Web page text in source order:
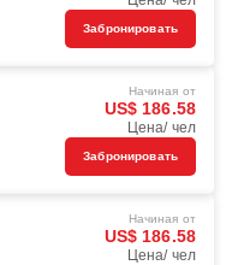
Забронировать
Начиная от
US$ 186.58
Цена/ чел
Забронировать
Начиная от
US$ 186.58
Цена/ чел